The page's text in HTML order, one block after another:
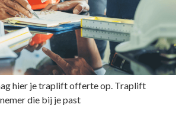
hier je traplift offerte op. Traplift
die bij je past